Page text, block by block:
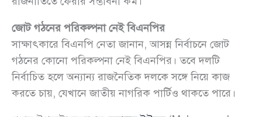
জোট গঠনের পরিকল্পনা নেই বিএনপির
সাক্ষাৎকারে বিএনপি নেতা জানান, আসন্ন নির্বাচনে জোট
গঠনের কোনো পরিকল্পনা নেই বিএনপির। তবে দলটি
নির্বাচিত হলে অন্যান্য রাজনৈতিক দলকে সঙ্গে নিয়ে কাজ
করতে চায়, যেখানে জাতীয় নাগরিক পার্টিও থাকতে পারে।